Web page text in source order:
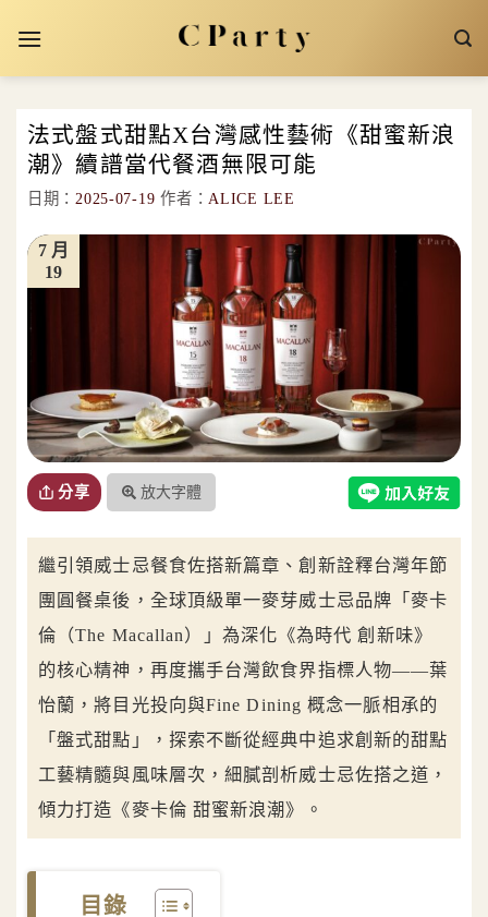
法式盤式甜點X台灣感性藝術《甜蜜新浪
潮》續譜當代餐酒無限可能
日期：2025-07-19 作者：ALICE LEE
19
7 月
分享 放大字體
繼引領威士忌餐食佐搭新篇章、創新詮釋台灣年節
團圓餐桌後，全球頂級單一麥芽威士忌品牌「麥卡
倫（The Macallan）」為深化《為時代 創新味》
的核心精神，再度攜手台灣飲食界指標人物——葉
怡蘭，將目光投向與Fine Dining 概念一脈相承的
「盤式甜點」，探索不斷從經典中追求創新的甜點
工藝精髓與風味層次，細膩剖析威士忌佐搭之道，
傾力打造《麥卡倫 甜蜜新浪潮》。
目錄